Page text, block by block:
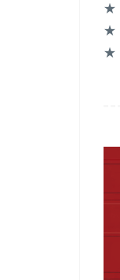
★
★
★